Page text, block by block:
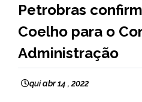
NOTÍCIAS
Petrobras
Coelho para o
Administração
qui abr 14 , 2022